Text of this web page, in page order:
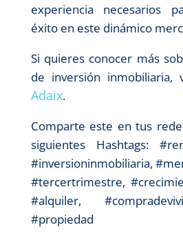
experiencia necesarios
éxito en este dinámico
Si quieres conocer más
de inversión inmobiliaria,
Adaix.
Comparte este en tus
siguientes Hashtags:
#inversioninmobiliaria,
#tercertrimestre,
#alquiler,
#propiedad